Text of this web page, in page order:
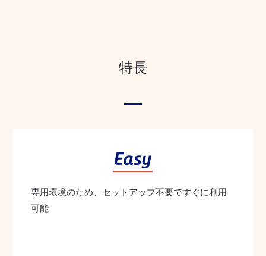
特長
専用環境のため、セットアップ不要ですぐに利用
可能